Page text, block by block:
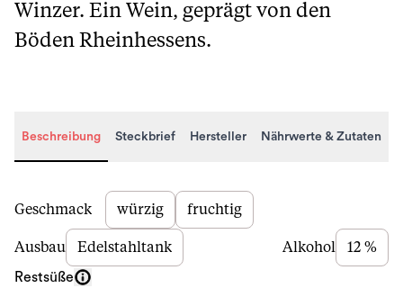
Winzer. Ein Wein, geprägt von den
Böden Rheinhessens.
Beschreibung Steckbrief Hersteller Nährwerte & Zutaten
Beschreibung
Geschmack würzig fruchtig
Ausbau Edelstahltank Alkohol 12 %
Restsüße